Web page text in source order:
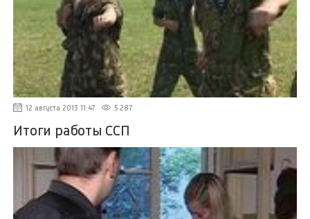
12 августа 2013 11:47 5 287
Итоги работы ССП